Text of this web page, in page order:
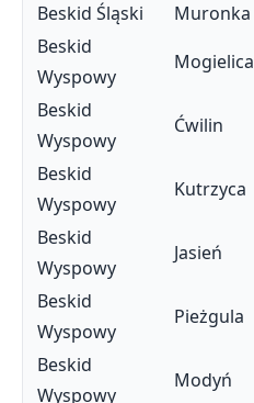
Beskid Śląski
Muronka
Beskid
Wyspowy
Mogielica
Beskid
Wyspowy
Ćwilin
Beskid
Wyspowy
Kutrzyca
Beskid
Wyspowy
Jasień
Beskid
Wyspowy
Pieżgula
Beskid
Wyspowy
Modyń